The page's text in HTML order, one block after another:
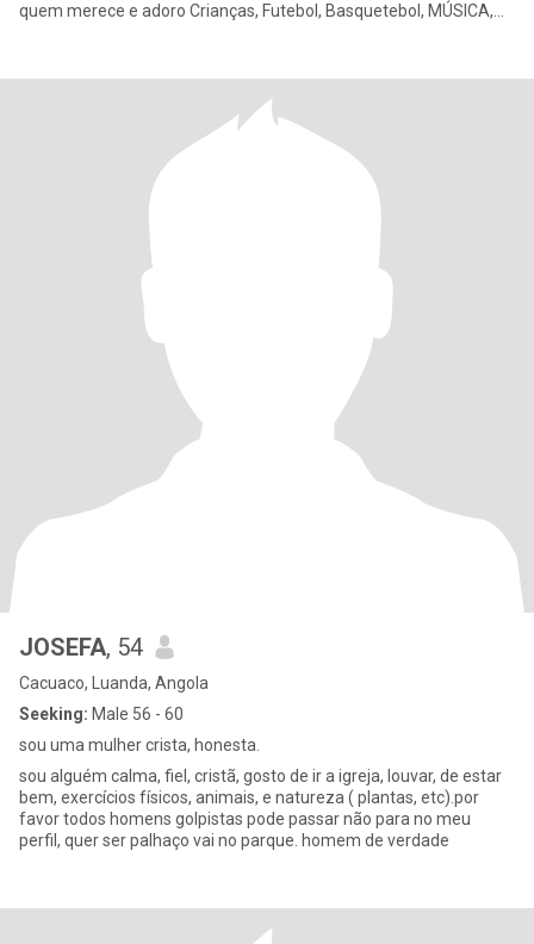
quem merece e adoro Crianças, Futebol, Basquetebol, MÚSICA,
JOSEFA, 54
Cacuaco, Luanda, Angola
Seeking: Male 56 - 60
sou uma mulher crista, honesta.
sou alguém calma, fiel, cristã, gosto de ir a igreja, louvar, de estar
bem, exercícios físicos, animais, e natureza ( plantas, etc).por
favor todos homens golpistas pode passar não para no meu
perfil, quer ser palhaço vai no parque. homem de verdade